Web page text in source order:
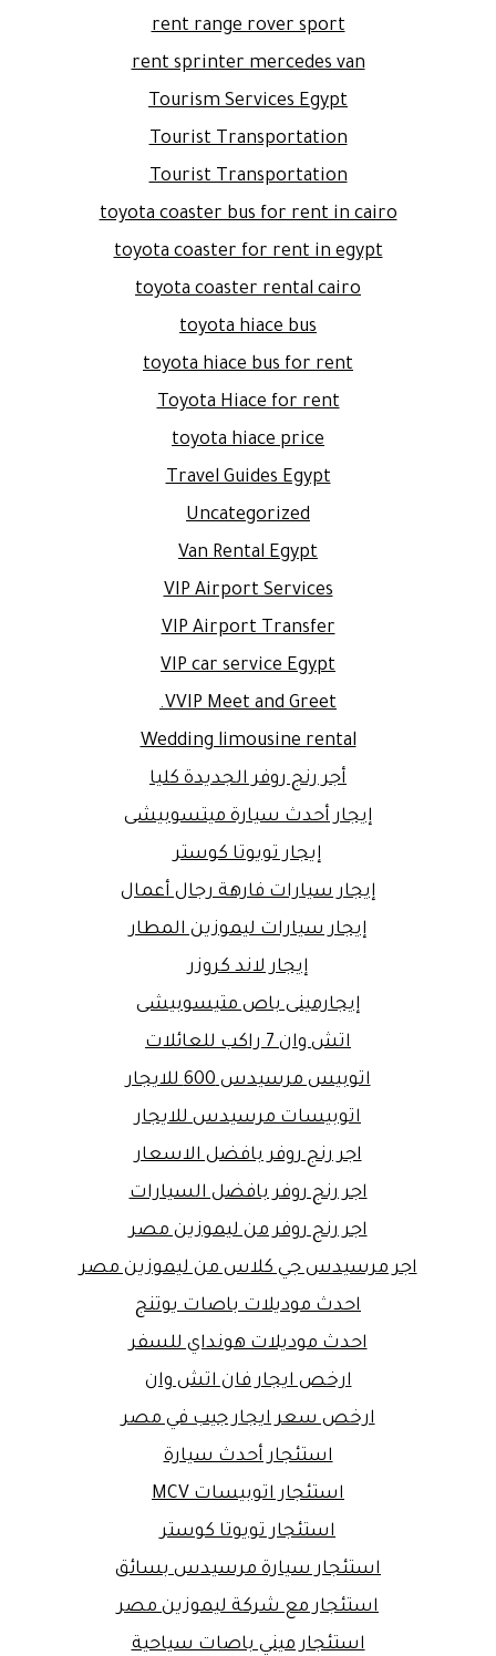
rent range rover sport
rent sprinter mercedes van
Tourism Services Egypt
Tourist Transportation
Tourist Transportation
toyota coaster bus for rent in cairo
toyota coaster for rent in egypt
toyota coaster rental cairo
toyota hiace bus
toyota hiace bus for rent
Toyota Hiace for rent
toyota hiace price
Travel Guides Egypt
Uncategorized
Van Rental Egypt
VIP Airport Services
VIP Airport Transfer
VIP car service Egypt
VVIP Meet and Greet.
Wedding limousine rental
أجر رنج روفر الجديدة كليا
إيجار أحدث سيارة ميتسوبيشى
إيجار تويوتا كوستر
إيجار سيارات فارهة رجال أعمال
إيجار سيارات ليموزين المطار
إيجار لاند كروزر
إيجارمينى باص متيسوبيشى
اتش وان 7 راكب للعائلات
اتوبيس مرسيدس 600 للايجار
اتوبيسات مرسيدس للايجار
اجر رنج روفر بافضل الاسعار
اجر رنج روفر بافضل السيارات
اجر رنج روفر من ليموزين مصر
اجر مرسيدس جي كلاس من ليموزين مصر
احدث موديلات باصات يوتنج
احدث موديلات هونداي للسفر
ارخص ايجار فان اتش وان
ارخص سعر ايجار جيب في مصر
استئجار أحدث سيارة
استئجار اتوبيسات MCV
استئجار تويوتا كوستر
استئجار سيارة مرسيدس بسائق
استئجار مع شركة ليموزين مصر
استئجار ميني باصات سياحية